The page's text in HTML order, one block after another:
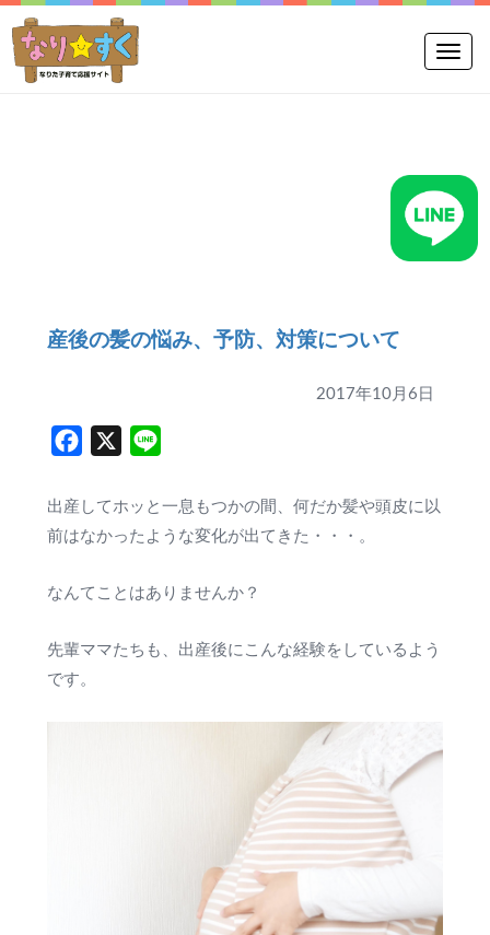
産後の髪の悩み、予防、対策について
2017年10月6日
Facebook
出産してホッと一息もつかの間、何だか髪や頭皮に以
前はなかったような変化が出てきた・・・。
なんてことはありませんか？
先輩ママたちも、出産後にこんな経験をしているよう
です。